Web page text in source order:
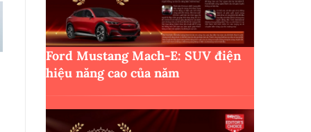
Ford Mustang Mach-E: SUV điện
hiệu năng cao của năm